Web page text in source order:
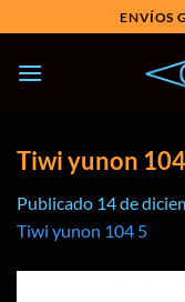
al
contenido
ENVÍOS
Tiwi yunon
Publicado 14 de
Tiwi yunon 104 5